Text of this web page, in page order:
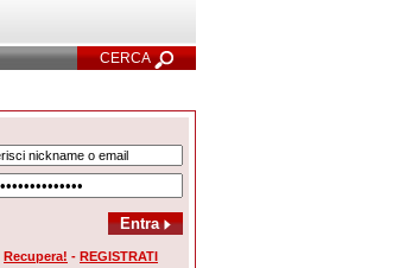
CERCA
Recupera! - REGISTRATI